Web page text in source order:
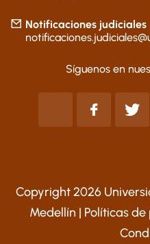
Notificaciones judiciales
Síguenos en
Copyright 2026
Medellín | Políticas